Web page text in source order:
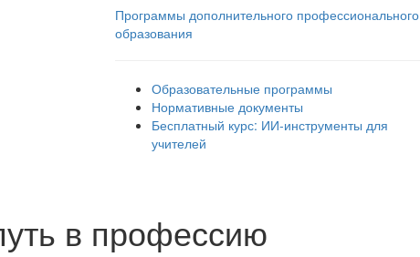
Программы дополнительного профессионального
образования
Образовательные программы
Нормативные документы
Бесплатный курс: ИИ‑инструменты для
учителей
в профессию